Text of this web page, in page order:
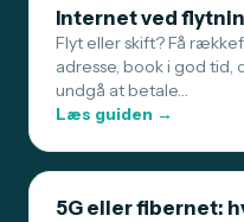
Internet ved
Flyt eller skift? Få
adresse, book i god tid,
undgå at betale…
Læs guiden →
5G eller fibernet: